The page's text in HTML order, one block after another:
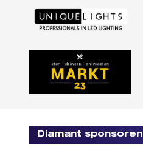
Diamant sponsoren